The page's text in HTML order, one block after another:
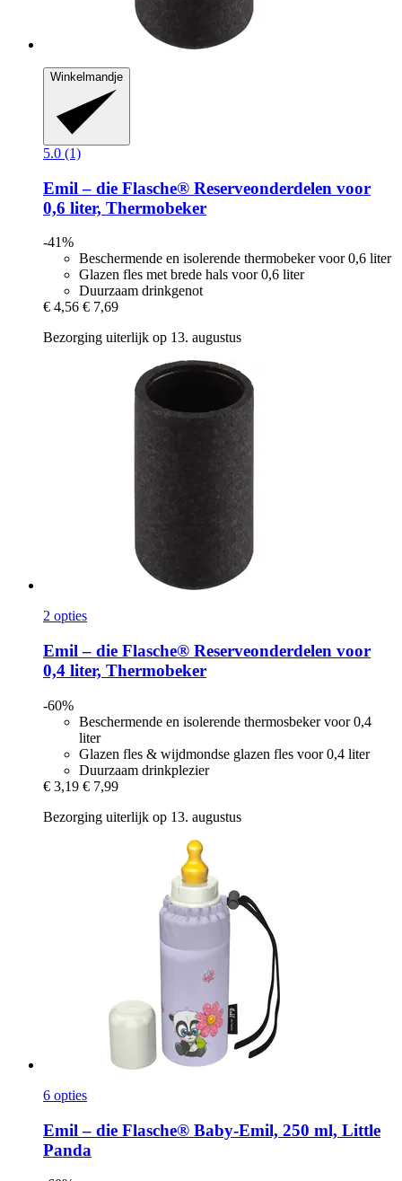
Winkelmandje
5.0 (1)
Emil – die Flasche® Reserveonderdelen voor
0,6 liter, Thermobeker
-41%
Beschermende en isolerende thermobeker voor 0,6 liter
Glazen fles met brede hals voor 0,6 liter
Duurzaam drinkgenot
€ 4,56 € 7,69
Bezorging uiterlijk op 13. augustus
2 opties
Emil – die Flasche® Reserveonderdelen voor
0,4 liter, Thermobeker
-60%
Beschermende en isolerende thermosbeker voor 0,4
liter
Glazen fles & wijdmondse glazen fles voor 0,4 liter
Duurzaam drinkplezier
€ 3,19 € 7,99
Bezorging uiterlijk op 13. augustus
6 opties
Emil – die Flasche® Baby-​Emil, 250 ml, Little
Panda